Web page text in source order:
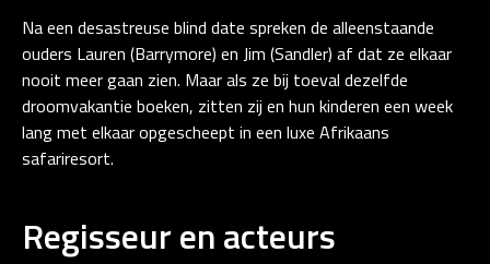
Na een desastreuse blind date spreken de alleenstaande
ouders Lauren (Barrymore) en Jim (Sandler) af dat ze elkaar
nooit meer gaan zien. Maar als ze bij toeval dezelfde
droomvakantie boeken, zitten zij en hun kinderen een week
lang met elkaar opgescheept in een luxe Afrikaans
safariresort.
Regisseur en acteurs